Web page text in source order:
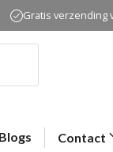
Gratis verzending
Blogs Contact